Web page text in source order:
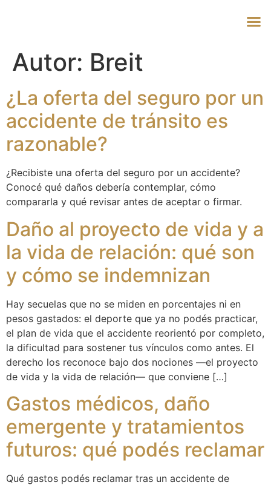
Autor: Breit
¿La oferta del seguro por un
accidente de tránsito es
razonable?
¿Recibiste una oferta del seguro por un accidente?
Conocé qué daños debería contemplar, cómo
compararla y qué revisar antes de aceptar o firmar.
Daño al proyecto de vida y a
la vida de relación: qué son
y cómo se indemnizan
Hay secuelas que no se miden en porcentajes ni en
pesos gastados: el deporte que ya no podés practicar,
el plan de vida que el accidente reorientó por completo,
la dificultad para sostener tus vínculos como antes. El
derecho los reconoce bajo dos nociones —el proyecto
de vida y la vida de relación— que conviene […]
Gastos médicos, daño
emergente y tratamientos
futuros: qué podés reclamar
Qué gastos podés reclamar tras un accidente de